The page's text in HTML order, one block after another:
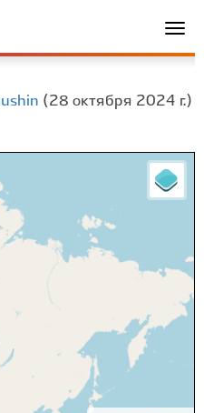
(28 октября 2024 г.)